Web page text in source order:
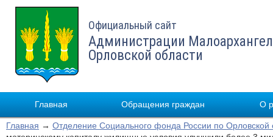
Официальный сайт
Администрации
Орловской области
Главная Обращения граждан О
Главная → Отделение Социального фонда России по Орловской